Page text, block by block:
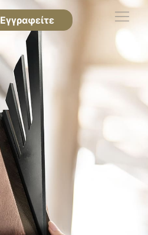
Εγγραφείτε